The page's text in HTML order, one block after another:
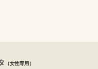
（女性専用）